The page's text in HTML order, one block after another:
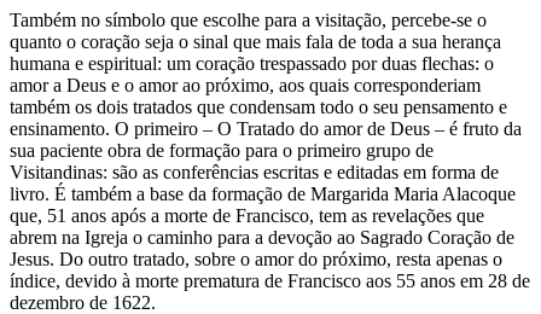
Também no símbolo que escolhe para a visitação, percebe-se o
quanto o coração seja o sinal que mais fala de toda a sua herança
humana e espiritual: um coração trespassado por duas flechas: o
amor a Deus e o amor ao próximo, aos quais corresponderiam
também os dois tratados que condensam todo o seu pensamento e
ensinamento. O primeiro – O Tratado do amor de Deus – é fruto da
sua paciente obra de formação para o primeiro grupo de
Visitandinas: são as conferências escritas e editadas em forma de
livro. É também a base da formação de Margarida Maria Alacoque
que, 51 anos após a morte de Francisco, tem as revelações que
abrem na Igreja o caminho para a devoção ao Sagrado Coração de
Jesus. Do outro tratado, sobre o amor do próximo, resta apenas o
índice, devido à morte prematura de Francisco aos 55 anos em 28 de
dezembro de 1622.